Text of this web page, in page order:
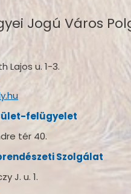
Jogú Város
Lajos u. 1-3.
felügyelet
tér 40.
Szolgálat
J. u. 1.